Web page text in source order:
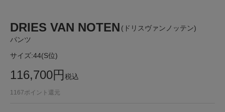
DRIES VAN NOTEN (ドリスヴァンノッテン)
パンツ
サイズ:44(S位)
116,700円税込
1167ポイント還元